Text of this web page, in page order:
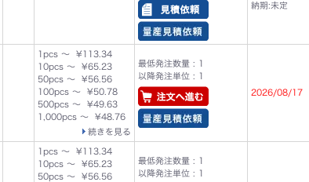
納期:未定
1pcs ～ ¥113.34
10pcs ～ ¥65.23
50pcs ～ ¥56.56
100pcs ～ ¥50.78
500pcs ～ ¥49.63
1,000pcs ～ ¥48.76
続きを見る
最低発注数量 : 1
以降発注単位 : 1
2026/08/17
1pcs ～ ¥113.34
10pcs ～ ¥65.23
50pcs ～ ¥56.56
最低発注数量 : 1
以降発注単位 : 1